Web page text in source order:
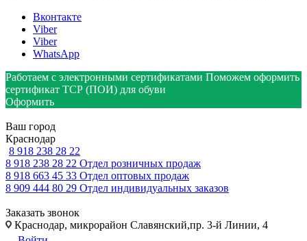
Вконтакте
Viber
Viber
WhatsApp
Работаем с электронными сертификатами Поможем оформить
сертификат ТСР (ПОИ) для обуви
Оформить
Ваш город
Краснодар
8 918 238 28 22
8 918 238 28 22 Отдел розничных продаж
8 918 663 45 33 Отдел оптовых продаж
8 909 444 80 29 Отдел индивидуальных заказов
Заказать звонок
Краснодар, микрорайон Славянский,пр. 3-й Линии, 4